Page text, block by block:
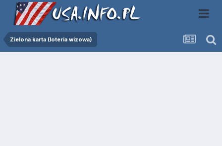
Zielona karta (loteria wizowa)